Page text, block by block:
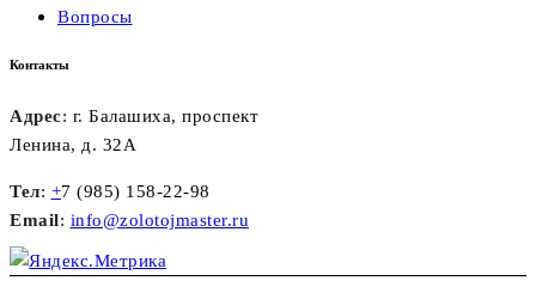
Вопросы
Контакты
Адрес: г. Балашиха, проспект
Ленина, д. 32А
Тел: +7 (985) 158-22-98
Email: info@zolotojmaster.ru